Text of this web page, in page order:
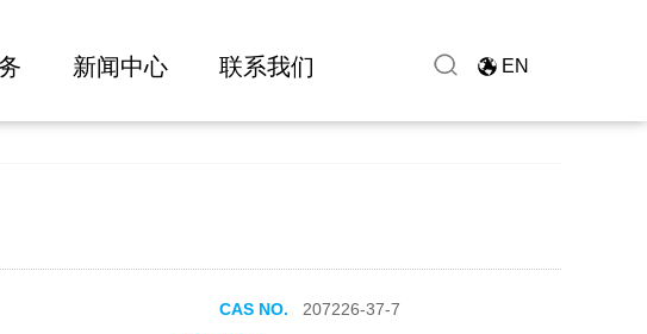
新闻中心 联系我们 EN
CAS NO.
207226-37-7